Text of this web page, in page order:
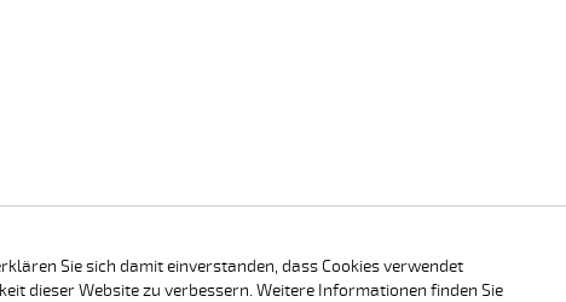
Sie sich damit einverstanden, dass Cookies verwendet
dieser Website zu verbessern. Weitere Informationen finden Sie